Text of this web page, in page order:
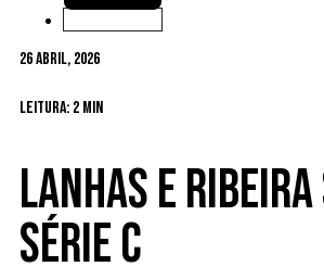
26 Abril, 2026
Leitura: 2 min
Lanhas e
Série C